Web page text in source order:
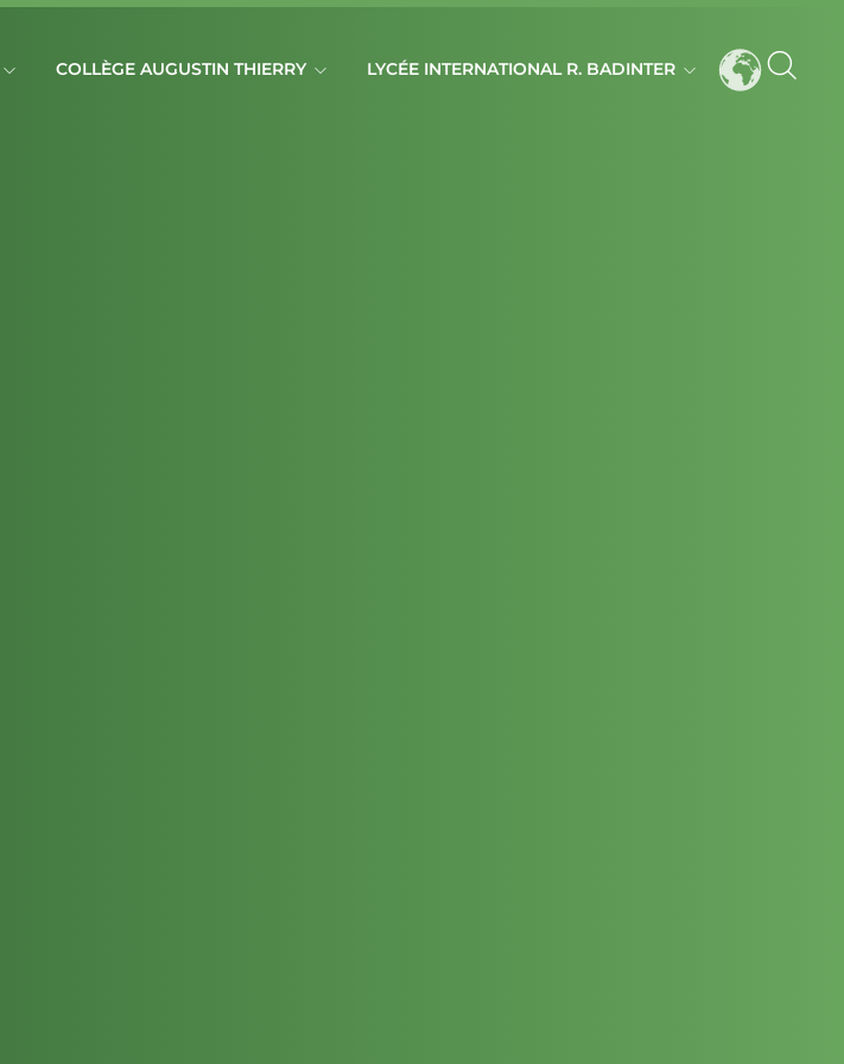
COLLÈGE AUGUSTIN THIERRY LYCÉE INTERNATIONAL R. BADINTER